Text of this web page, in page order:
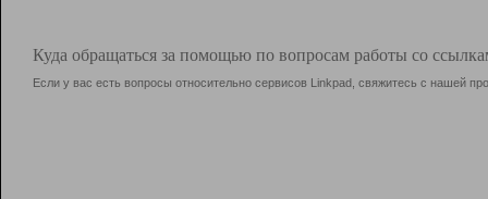
Куда обращаться за помощью по вопросам работы со
Если у вас есть вопросы относительно сервисов Linkpad, свяжитесь с нашей